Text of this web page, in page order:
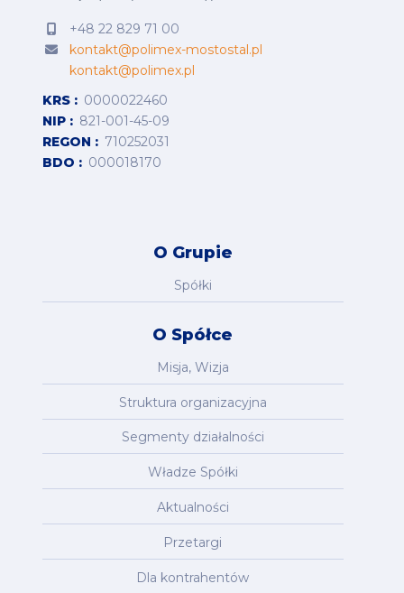
+48 22 829 71 00
kontakt@polimex-mostostal.pl
kontakt@polimex.pl
KRS
0000022460
NIP
821-001-45-09
REGON
710252031
BDO
000018170
O Grupie
Spółki
O Spółce
Misja, Wizja
Struktura organizacyjna
Segmenty działalności
Władze Spółki
Aktualności
Przetargi
Dla kontrahentów